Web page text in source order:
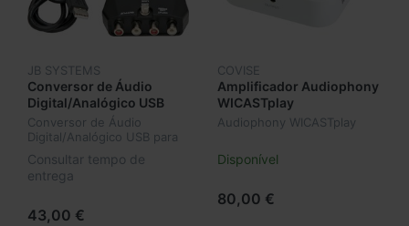
JB SYSTEMS
Conversor de Áudio
Digital/Analógico USB
para RCA JB Systems
JBSCV01
Conversor de Áudio
Digital/Analógico USB para
Consultar tempo de
entrega
43,00 €
COVISE
Amplificador Audiophony
WICASTplay
Audiophony WICASTplay
Disponível
80,00 €